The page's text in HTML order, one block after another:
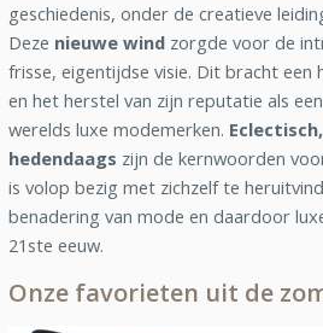
geschiedenis, onder de creatieve
Deze nieuwe wind zorgde voor de
frisse, eigentijdse visie. Dit bracht een
en het herstel van zijn reputatie als
werelds luxe modemerken.
hedendaags zijn de kernwoorden
is volop bezig met zichzelf te
benadering van mode en daardoor
21ste eeuw.
Onze favorieten uit de